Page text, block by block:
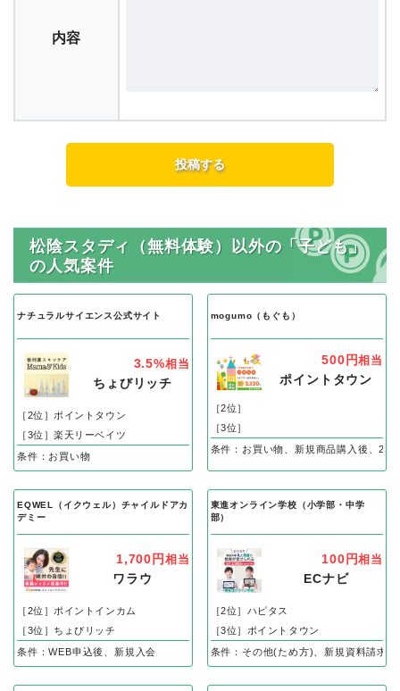
内容
松陰スタディ（無料体験）以外の「子ども」
の人気案件
ナチュラルサイエンス公式サイト
3.5%相当
ちょびリッチ
［2位］ポイントタウン
［3位］楽天リーベイツ
条件：お買い物
mogumo（もぐも）
500円相当
ポイントタウン
［2位］
［3位］
条件：お買い物、新規商品購入後、2回
EQWEL（イクウェル）チャイルドアカ
デミー
1,700円 相当
ワラウ
［2位］ポイントインカム
［3位］ちょびリッチ
条件：WEB申込後、新規入会
東進オンライン学校（小学部・中学
部）
100円相当
ECナビ
［2位］ハピタス
［3位］ポイントタウン
条件：その他(ため方)、新規資料請求完